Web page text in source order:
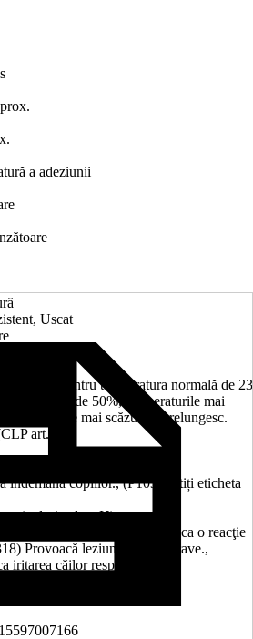
a adeziunii
Uscat
date pentru temperatura normală de 23
a aerului de 50%, temperaturile mai
durată, cele mai scăzute o prelungesc.
art. 20)
P)
îndemâna copiilor., (P103) Citiți eticheta
(codare H)
pielii., (H317) Poate provoca o reacţie
Provoacă leziuni oculare grave.,
iritarea căilor respiratorii